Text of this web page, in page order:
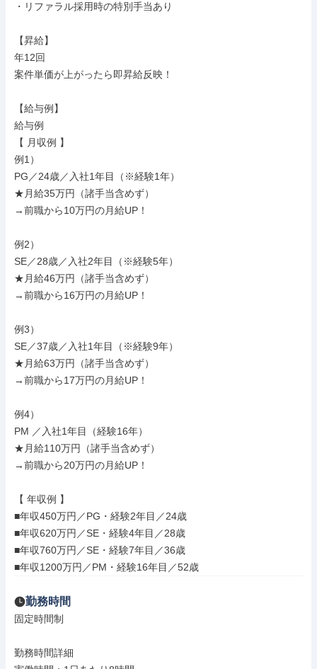
・リファラル採用時の特別手当あり
【昇給】
年12回
案件単価が上がったら即昇給反映！
【給与例】
給与例
【 月収例 】
例1）
PG／24歳／入社1年目（※経験1年）
★月給35万円（諸手当含めず）
→前職から10万円の月給UP！
例2）
SE／28歳／入社2年目（※経験5年）
★月給46万円（諸手当含めず）
→前職から16万円の月給UP！
例3）
SE／37歳／入社1年目（※経験9年）
★月給63万円（諸手当含めず）
→前職から17万円の月給UP！
例4）
PM ／入社1年目（経験16年）
★月給110万円（諸手当含めず）
→前職から20万円の月給UP！
【 年収例 】
■年収450万円／PG・経験2年目／24歳
■年収620万円／SE・経験4年目／28歳
■年収760万円／SE・経験7年目／36歳
■年収1200万円／PM・経験16年目／52歳
勤務時間
固定時間制
勤務時間詳細